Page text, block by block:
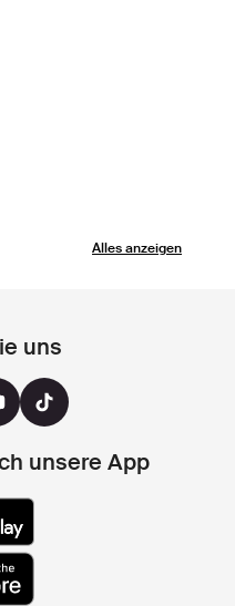
Alles anzeigen
uns
unsere App